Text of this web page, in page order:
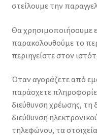
στείλουμε την
Θα χρησιμοποιήσουμε
παρακολουθούμε το
περιηγείστε στον
Όταν αγοράζετε από
παράσχετε
διεύθυνση χρέωσης, τη
διεύθυνση
τηλεφώνου, τα